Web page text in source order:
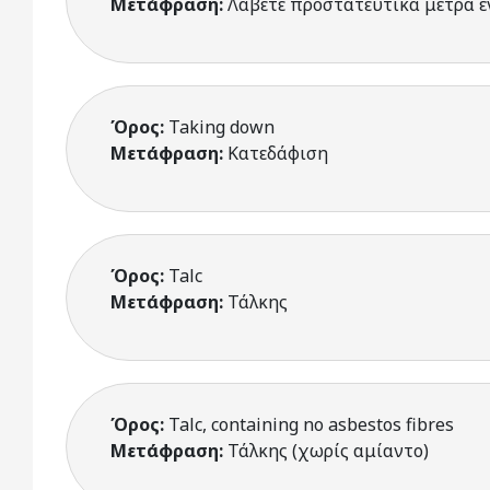
Όρος: Taking down
Μετάφραση: Κατεδάφιση
Όρος: Talc
Μετάφραση: Τάλκης
Όρος: Talc, containing no asbestos fibres
Μετάφραση: Τάλκης (χωρίς αμίαντο)